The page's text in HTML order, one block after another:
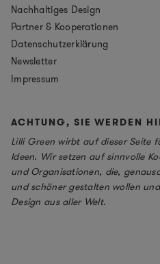
Nachhaltiges Design
Partner & Kooperationen
Datenschutzerklärung
Newsletter
Impressum
ACHTUNG, SIE WERDEN
Lilli Green wirbt auf dieser Seite
Ideen. Wir setzen auf sinnvolle
und Organisationen, die,
und schöner gestalten wollen
Design aus aller Welt.